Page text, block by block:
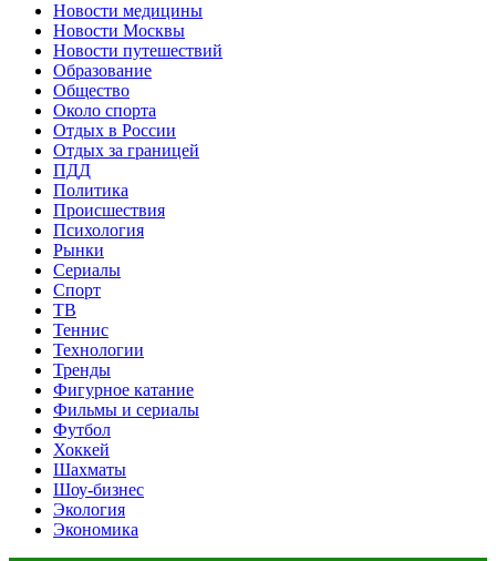
Новости медицины
Новости Москвы
Новости путешествий
Образование
Общество
Около спорта
Отдых в России
Отдых за границей
ПДД
Политика
Происшествия
Психология
Рынки
Сериалы
Спорт
ТВ
Теннис
Технологии
Тренды
Фигурное катание
Фильмы и сериалы
Футбол
Хоккей
Шахматы
Шоу-бизнес
Экология
Экономика